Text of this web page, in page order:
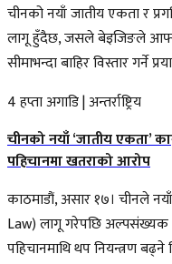
चीनको नयाँ जातीय एकता र
लागू हुँदैछ, जसले बेइजिङले
सीमाभन्दा बाहिर विस्तार गर्ने
4 हप्ता अगाडि|अन्तर्राष्ट्रिय
चीनको नयाँ ‘जातीय एकता’
पहिचानमा खतराको आरोप
काठमाडौं, असार १७। चीनले
Law) लागू गरेपछि अल्पसंख्यक
पहिचानमाथि थप नियन्त्रण बढ्ने